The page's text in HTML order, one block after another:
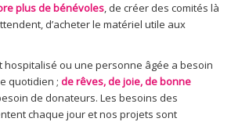
plus de bénévoles, de créer des comités là
d’acheter le matériel utile aux
hospitalisé ou une personne âgée a besoin
quotidien ; de rêves, de joie, de bonne
de donateurs. Les besoins des
chaque jour et nos projets sont